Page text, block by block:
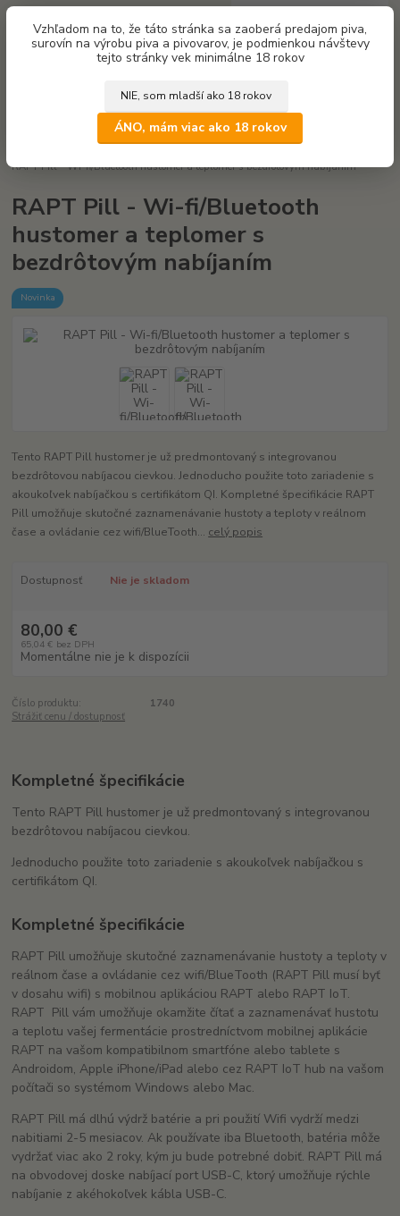
Vzhľadom na to, že táto stránka sa zaoberá predajom piva,
surovín na výrobu piva a pivovarov, je podmienkou návštevy
tejto stránky vek minimálne 18 rokov
NIE, som mladší ako 18 rokov
ÁNO, mám viac ako 18 rokov
za0,00 €
RAPT Pill - Wi-fi/Bluetooth hustomer a teplomer s bezdrôtovým nabíjaním
RAPT Pill - Wi-fi/Bluetooth
hustomer a teplomer s
bezdrôtovým nabíjaním
Novinka
Tento RAPT Pill hustomer je už predmontovaný s integrovanou
bezdrôtovou nabíjacou cievkou. Jednoducho použite toto zariadenie s
akoukoľvek nabíjačkou s certifikátom QI. Kompletné špecifikácie RAPT
Pill umožňuje skutočné zaznamenávanie hustoty a teploty v reálnom
čase a ovládanie cez wifi/BlueTooth... celý popis
Dostupnosť Nie je skladom
80,00 €
65,04 € bez DPH
Momentálne nie je k dispozícii
Číslo produktu:
1740
Strážiť cenu / dostupnosť
Kompletné špecifikácie
Tento RAPT Pill hustomer je už predmontovaný s integrovanou
bezdrôtovou nabíjacou cievkou.
Jednoducho použite toto zariadenie s akoukoľvek nabíjačkou s
certifikátom QI.
Kompletné špecifikácie
RAPT Pill umožňuje skutočné zaznamenávanie hustoty a teploty v
reálnom čase a ovládanie cez wifi/BlueTooth (RAPT Pill musí byť
v dosahu wifi) s mobilnou aplikáciou RAPT alebo RAPT IoT.
RAPT Pill vám umožňuje okamžite čítať a zaznamenávať hustotu
a teplotu vašej fermentácie prostredníctvom mobilnej aplikácie
RAPT na vašom kompatibilnom smartfóne alebo tablete s
Androidom, Apple iPhone/iPad alebo cez RAPT IoT hub na vašom
počítači so systémom Windows alebo Mac.
RAPT Pill má dlhú výdrž batérie a pri použití Wifi vydrží medzi
nabitiami 2-5 mesiacov. Ak používate iba Bluetooth, batéria môže
vydržať viac ako 2 roky, kým ju bude potrebné dobiť. RAPT Pill má
na obvodovej doske nabíjací port USB-C, ktorý umožňuje rýchle
nabíjanie z akéhokoľvek kábla USB-C.